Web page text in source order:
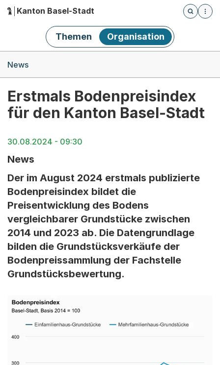
Hauptnavigation
Kanton Basel-Stadt
Öffnet
Themen Organisation
News
Erstmals Bodenpreisindex
für den Kanton Basel-Stadt
30.08.2024 - 09:30
News
Der im August 2024 erstmals publizierte
Bodenpreisindex bildet die
Preisentwicklung des Bodens
vergleichbarer Grundstücke zwischen
2014 und 2023 ab. Die Datengrundlage
bilden die Grundstücksverkäufe der
Bodenpreissammlung der Fachstelle
Grundstücksbewertung.